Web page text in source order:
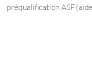
préqualification ASF